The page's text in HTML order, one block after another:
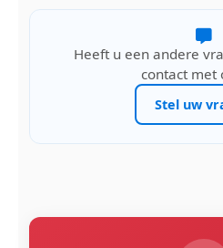
Heeft u een andere
contact met
Stel uw